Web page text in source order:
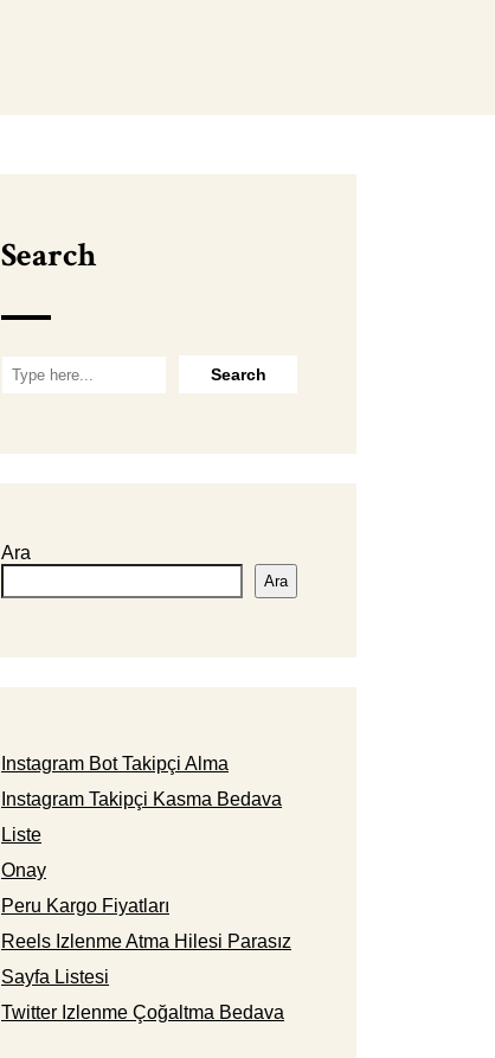
Search
Ara
Ara
Instagram Bot Takipçi Alma
Instagram Takipçi Kasma Bedava
Liste
Onay
Peru Kargo Fiyatları
Reels Izlenme Atma Hilesi Parasız
Sayfa Listesi
Twitter Izlenme Çoğaltma Bedava